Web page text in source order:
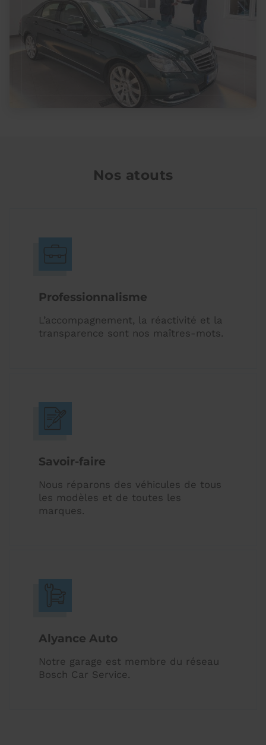
Nos atouts
Professionnalisme
L’accompagnement, la réactivité et la
transparence sont nos maîtres-mots.
Savoir-faire
Nous réparons des véhicules de tous
les modèles et de toutes les
marques.
Alyance Auto
Notre garage est membre du réseau
Bosch Car Service.